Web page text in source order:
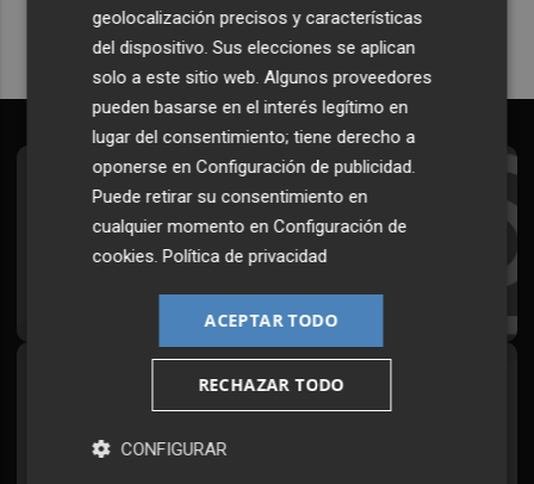
Suscríbete al Boletín
Todos los días a primera hora en tu email
¡Quiero suscribirme!
Síguenos en redes
geolocalización precisos y características
del dispositivo. Sus elecciones se aplican
solo a este sitio web. Algunos proveedores
pueden basarse en el interés legítimo en
lugar del consentimiento; tiene derecho a
oponerse enConfiguración de publicidad
Puede retirar su consentimiento en
cualquier momento enConfiguración de
cookies .Política de privacidad
ACEPTAR TODO
RECHAZAR TODO
CONFIGURAR